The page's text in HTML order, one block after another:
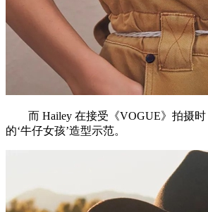
而 Hailey 在接受《VOGUE》拍摄时
的‘牛仔女孩’造型示范。